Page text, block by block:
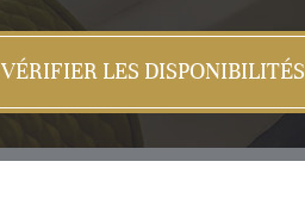
VÉRIFIER LES DISPONIBILITÉS